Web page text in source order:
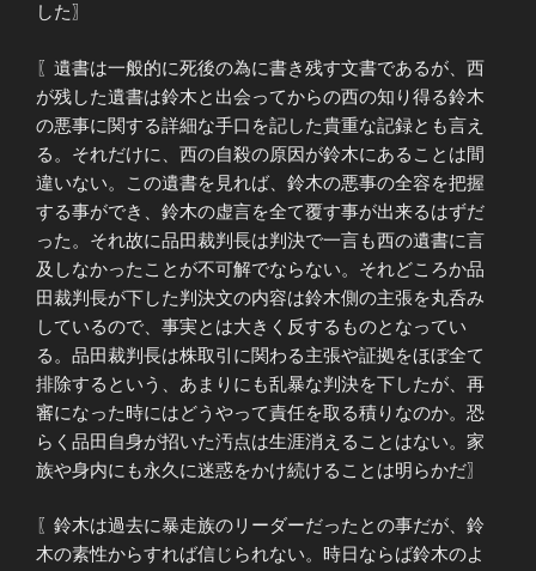
した〗
〖遺書は一般的に死後の為に書き残す文書であるが、西
が残した遺書は鈴木と出会ってからの西の知り得る鈴木
の悪事に関する詳細な手口を記した貴重な記録とも言え
る。それだけに、西の自殺の原因が鈴木にあることは間
違いない。この遺書を見れば、鈴木の悪事の全容を把握
する事ができ、鈴木の虚言を全て覆す事が出来るはずだ
った。それ故に品田裁判長は判決で一言も西の遺書に言
及しなかったことが不可解でならない。それどころか品
田裁判長が下した判決文の内容は鈴木側の主張を丸呑み
しているので、事実とは大きく反するものとなってい
る。品田裁判長は株取引に関わる主張や証拠をほぼ全て
排除するという、あまりにも乱暴な判決を下したが、再
審になった時にはどうやって責任を取る積りなのか。恐
らく品田自身が招いた汚点は生涯消えることはない。家
族や身内にも永久に迷惑をかけ続けることは明らかだ〗
〖鈴木は過去に暴走族のリーダーだったとの事だが、鈴
木の素性からすれば信じられない。時日ならば鈴木のよ